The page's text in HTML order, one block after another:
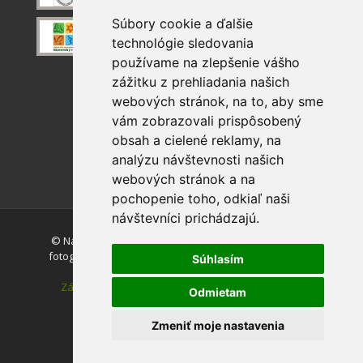
Súbory cookie a ďalšie
technológie sledovania
používame na zlepšenie vášho
zážitku z prehliadania našich
webových stránok, na to, aby sme
vám zobrazovali prispôsobený
obsah a cielené reklamy, na
analýzu návštevnosti našich
webových stránok a na
pochopenie toho, odkiaľ naši
návštevníci prichádzajú.
Súhlasím
Odmietam
Zmeniť moje nastavenia
© Národný park Slovenský raj. Akékoľvek používanie
fotografií a máp z tejto stránky je bez súhlasu autorov
zakázané.
Zásady ochrany osobných údajov|Vyhlásenie o
prístupnosti
Nastavenie cookies